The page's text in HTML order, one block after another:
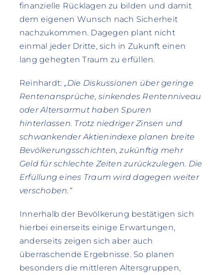
finanzielle Rücklagen zu bilden und damit
dem eigenen Wunsch nach Sicherheit
nachzukommen. Dagegen plant nicht
einmal jeder Dritte, sich in Zukunft einen
lang gehegten Traum zu erfüllen.
Reinhardt: „Die Diskussionen über geringe
Rentenansprüche, sinkendes Rentenniveau
oder Altersarmut haben Spuren
hinterlassen. Trotz niedriger Zinsen und
schwankender Aktienindexe planen breite
Bevölkerungsschichten, zukünftig mehr
Geld für schlechte Zeiten zurückzulegen. Die
Erfüllung eines Traum wird dagegen weiter
verschoben.“
Innerhalb der Bevölkerung bestätigen sich
hierbei einerseits einige Erwartungen,
anderseits zeigen sich aber auch
überraschende Ergebnisse. So planen
besonders die mittleren Altersgruppen,